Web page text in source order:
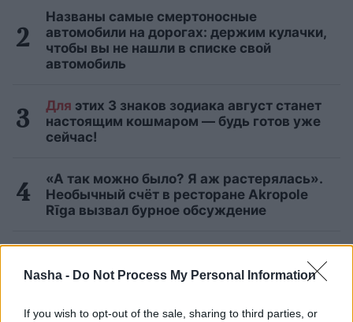
Nasha - Do Not Process My Personal Information
If you wish to opt-out of the sale, sharing to third parties, or
Названы самые смертоносные
автомобили на дорогах: держим кулачки,
чтобы вы не нашли в списке свой
автомобиль
Для этих 3 знаков зодиака август станет
настоящим кошмаром — будь готов уже
сейчас!
«А так можно было? Я аж растерялась».
Необычный счёт в ресторане Akropole
Rīga вызвал бурное обсуждение
Нужно ли будет делать новую eID-карту?
LVRTC отвечает на вопросы об
изменениях, ожидающих часть общества